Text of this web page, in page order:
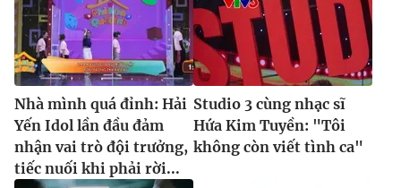
Nhà mình quá đỉnh: Hải
Yến Idol lần đầu đảm
nhận vai trò đội trưởng,
tiếc nuối khi phải rời...
Studio 3 cùng nhạc sĩ
Hứa Kim Tuyền: "Tôi
không còn viết tình ca"